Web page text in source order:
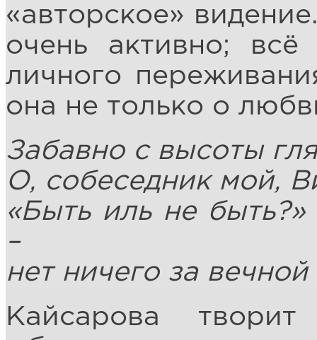
«авторское»
очень активно; всё
личного
она не только о
Забавно с высоты
О, собеседник мой,
«Быть иль не
–
нет ничего за вечной
Кайсарова